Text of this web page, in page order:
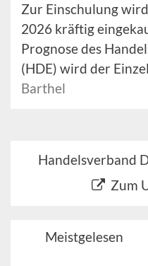
Zur Einschulung
2026 kräftig
Prognose des
(HDE) wird der
Barthel
Handelsverband
Zum
Meistgelesen